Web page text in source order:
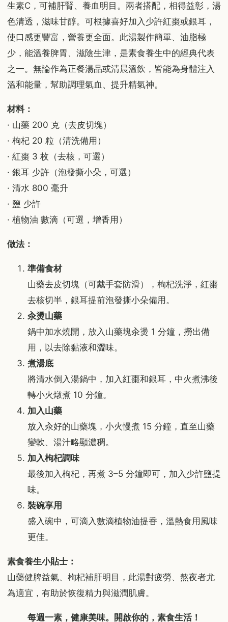
生素C，可補肝腎、養血明目。兩者搭配，相得益彰，湯
色清透，滋味甘醇。可根據喜好加入少許紅棗或銀耳，
使口感更豐富，營養更全面。此湯製作簡單、油脂極
少，能溫養脾胃、滋陰生津，是素食養生中的經典代表
之一。無論作為正餐湯品或清晨溫飲，皆能為身體注入
溫和能量，幫助調理氣血、提升精氣神。
材料：
· 山藥 200 克（去皮切塊）
· 枸杞 20 粒（清洗備用）
· 紅棗 3 枚（去核，可選）
· 銀耳 少許（泡發撕小朵，可選）
· 清水 800 毫升
· 鹽 少許
· 植物油 數滴（可選，增香用）
做法：
準備食材
山藥去皮切塊（可戴手套防滑），枸杞洗淨，紅棗
去核切半，銀耳提前泡發撕小朵備用。
汆燙山藥
鍋中加水燒開，放入山藥塊汆燙 1 分鐘，撈出備
用，以去除黏液和澀味。
煮湯底
將清水倒入湯鍋中，加入紅棗和銀耳，中火煮沸後
轉小火燉煮 10 分鐘。
加入山藥
放入汆好的山藥塊，小火慢煮 15 分鐘，直至山藥
變軟、湯汁略顯濃稠。
加入枸杞調味
最後加入枸杞，再煮 3–5 分鐘即可，加入少許鹽提
味。
裝碗享用
盛入碗中，可滴入數滴植物油提香，溫熱食用風味
更佳。
素食養生小貼士：
山藥健脾益氣、枸杞補肝明目，此湯對疲勞、熬夜者尤
為適宜，有助於恢復精力與滋潤肌膚。
每週一素，健康美味。開啟你的，素食生活！